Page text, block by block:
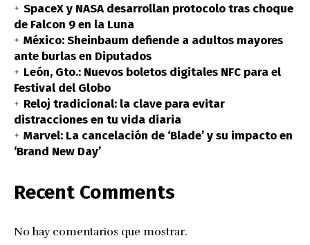
SpaceX y NASA desarrollan protocolo tras choque
de Falcon 9 en la Luna
México: Sheinbaum defiende a adultos mayores
ante burlas en Diputados
León, Gto.: Nuevos boletos digitales NFC para el
Festival del Globo
Reloj tradicional: la clave para evitar
distracciones en tu vida diaria
Marvel: La cancelación de ‘Blade’ y su impacto en
‘Brand New Day’
Recent Comments
No hay comentarios que mostrar.